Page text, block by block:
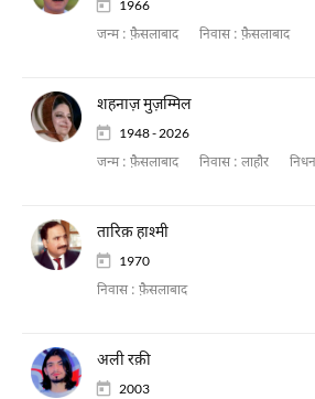
1966
जन्म : फ़ैसलाबाद निवास : फ़ैसलाबाद
शहनाज़ मुज़म्मिल
1948 - 2026
जन्म : फ़ैसलाबाद निवास : लाहौर
तारिक़ हाश्मी
1970
निवास : फ़ैसलाबाद
अली रक़ी
2003